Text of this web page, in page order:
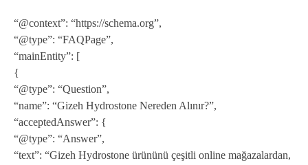
“@context”: “https://schema.org”,
“@type”: “FAQPage”,
“mainEntity”: [
{
“@type”: “Question”,
“name”: “Gizeh Hydrostone Nereden Alınır?”,
“acceptedAnswer”: {
“@type”: “Answer”,
“text”: “Gizeh Hydrostone ürününü çeşitli online mağazalardan,